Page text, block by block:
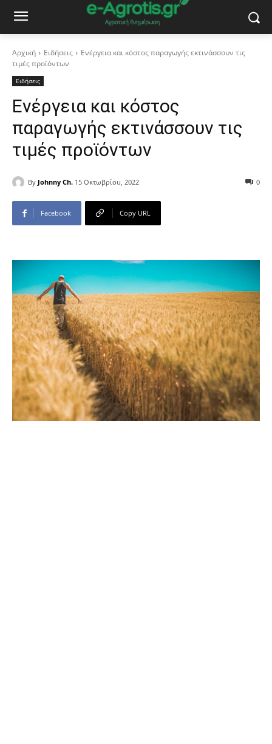
Αρχική Ειδήσεις
Ενέργεια και κόστος παραγωγής εκτινάσσουν τις
τιμές προϊόντων
Ειδήσεις
Ενέργεια και κόστος
παραγωγής εκτινάσσουν τις
τιμές προϊόντων
By Johnny Ch. 15 Οκτωβρίου, 2022 0
Facebook Copy URL